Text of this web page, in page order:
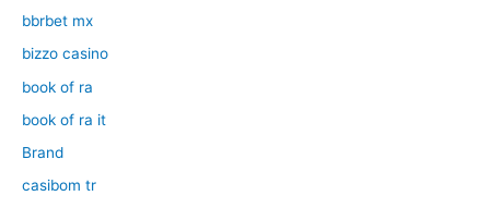
bbrbet mx
bizzo casino
book of ra
book of ra it
Brand
casibom tr